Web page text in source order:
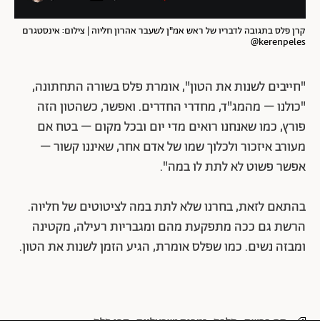
קרן פלס בתגובה לדבריו של ראש אמ"ן לשעבר אהרון חליוה | צילום: אינסטגרם
kerenpeles@
"חייבים לשנות את הטון", אומרת פלס בשורה התחתונה,
"כולנו – מהמג"ד, מחדרי החדרים. ואפשר, כשהטון הזה
פורץ, כמו שאנחנו רואים מדי יום ובכל מקום – בטח אם
מעורב איזכור ולכלוך שמו של אדם אחר, שאיננו קשור –
אפשר פשוט לא לתת לו במה".
בהתאם לזאת, בחרנו שלא לתת במה לציטוטים של חליוה.
הרשת גם ככה מתפקעת מהם ומגבריות רעילה, מקטינה
ומבזה נשים. כמו שפלס אומרת, הגיע הזמן לשנות את הטון.
חם ברשת סלבס זמרות ישראליות קרן פלס